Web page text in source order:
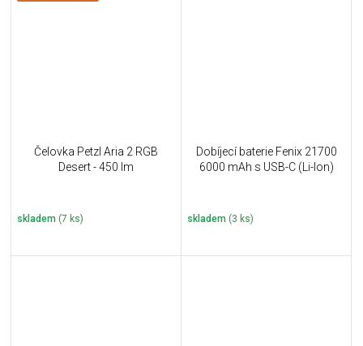
Čelovka Petzl Aria 2 RGB
Desert - 450 lm
skladem (7 ks)
Dobíjecí baterie Fenix 21700
6000 mAh s USB-C (Li-Ion)
skladem (3 ks)